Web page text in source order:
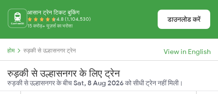
आसान ट्रेन टिकट बुकिंग
4.8 (1,104,530)
15 करोड़+ यूज़र्स का भरोसा
डाउनलोड करें
होम रुड़की से उल्हासनगर ट्रेन View in English
रुड़की से उल्हासनगर के लिए ट्रेन
रुड़की से उल्हासनगर के बीचSat, 8 Aug 2026 को सीधी ट्रेन नहीं मिली।